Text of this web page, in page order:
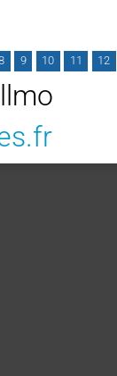
9 10 11
12